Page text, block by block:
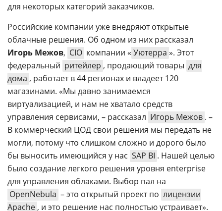
для некоторых категорий заказчиков.
Российские компании уже внедряют открытые
облачные решения. Об одном из них рассказал
Игорь Межов, CIO компании « Уютерра ». Этот
федеральный ритейлер , продающий товары для
дома , работает в 44 регионах и владеет 120
магазинами. «Мы давно занимаемся
виртуализацией, и нам не хватало средств
управления сервисами, – рассказал Игорь Межов . –
В коммерческий ЦОД свои решения мы передать не
могли, потому что слишком сложно и дорого было
бы выносить имеющийся у нас SAP BI . Нашей целью
было создание легкого решения уровня enterprise
для управления облаками. Выбор пал на
OpenNebula – это открытый проект по лицензии
Apache , и это решение нас полностью устраивает».